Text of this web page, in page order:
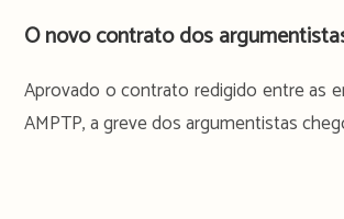
O novo contrato dos
Aprovado o contrato redigido entre as
AMPTP, a greve dos argumentistas